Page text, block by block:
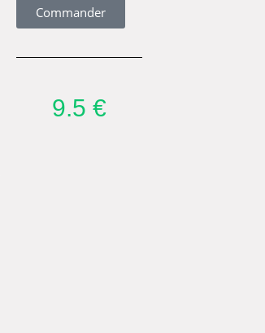
Commander
9.5 €